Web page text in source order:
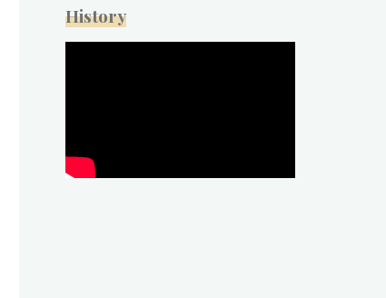
History